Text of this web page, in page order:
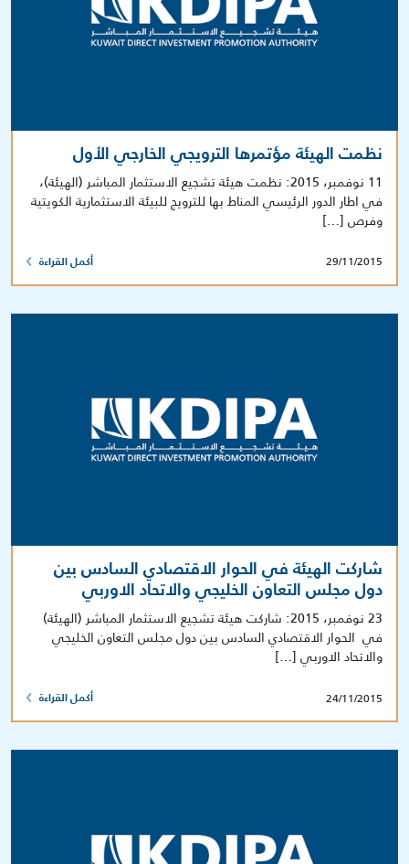
نظمت الهيئة مؤتمرها الترويجي الخارجي الأول
11 نوفمبر، 2015: نظمت هيئة تشجيع الاستثمار المباشر (الهيئة)،
في اطار الدور الرئيسي المناط بها للترويج للبيئة الاستثمارية الكويتية
وفرص […]
29/11/2015 أكمل القراءة
شاركت الهيئة في الحوار الاقتصادي السادس بين
دول مجلس التعاون الخليجي والاتحاد الاوربي
23 نوفمبر، 2015: شاركت هيئة تشجيع الاستثمار المباشر (الهيئة)
في الحوار الاقتصادي السادس بين دول مجلس التعاون الخليجي
والاتحاد الاوربي […]
24/11/2015 أكمل القراءة